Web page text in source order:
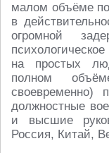
малом объёме
в
огромной
на простых
полном
своевременно)
должностные
и высшие
Россия, Китай,